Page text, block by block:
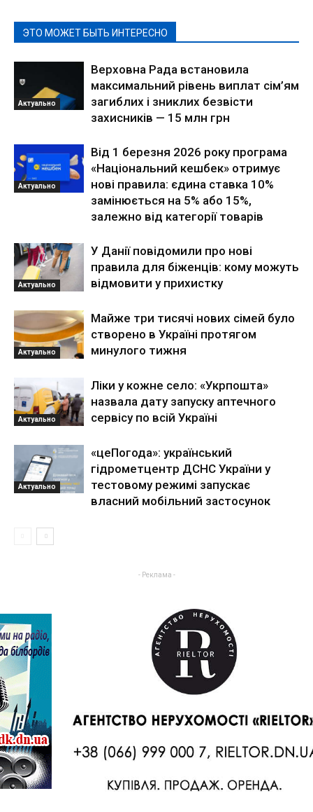
ЭТО МОЖЕТ БЫТЬ ИНТЕРЕСНО
Актуально
Верховна Рада встановила
максимальний рівень виплат сім’ям
загиблих і зниклих безвісти
захисників — 15 млн грн
Актуально
Від 1 березня 2026 року програма
«Національний кешбек» отримує
нові правила: єдина ставка 10%
замінюється на 5% або 15%,
залежно від категорії товарів
Актуально
У Данії повідомили про нові
правила для біженців: кому можуть
відмовити у прихистку
Актуально
Майже три тисячі нових сімей було
створено в Україні протягом
минулого тижня
Актуально
Ліки у кожне село: «Укрпошта»
назвала дату запуску аптечного
сервісу по всій Україні
Актуально
«цеПогода»: український
гідрометцентр ДСНС України у
тестовому режимі запускає
власний мобільний застосунок
- Реклама -